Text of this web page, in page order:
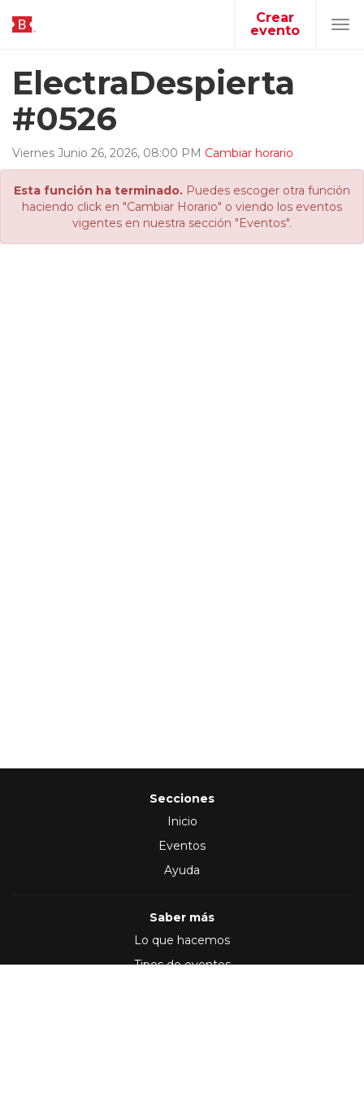
Crear
evento
ElectraDespierta
#0526
Viernes Junio 26, 2026, 08:00 PM Cambiar horario
Esta función ha terminado. Puedes escoger otra función
haciendo click en "Cambiar Horario" o viendo los eventos
vigentes en nuestra sección "Eventos".
Secciones
Inicio
Eventos
Ayuda
Saber más
Lo que hacemos
Tipos de eventos